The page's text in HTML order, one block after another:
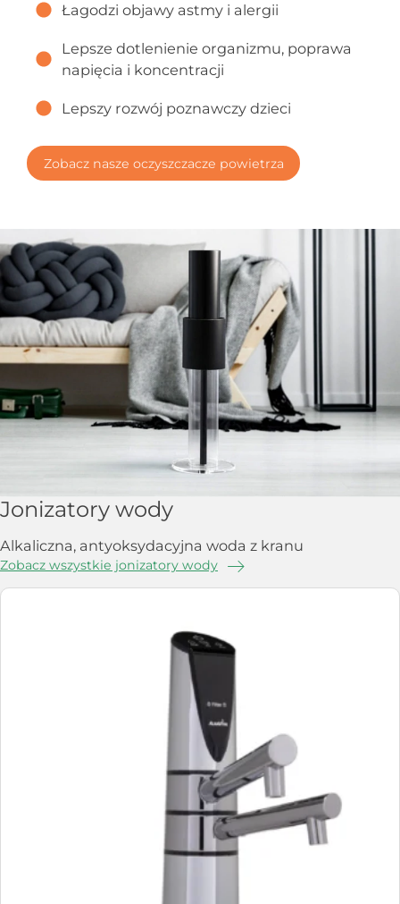
Łagodzi objawy astmy i alergii
Lepsze dotlenienie organizmu, poprawa
napięcia i koncentracji
Lepszy rozwój poznawczy dzieci
Zobacz nasze oczyszczacze powietrza
Jonizatory wody
Alkaliczna, antyoksydacyjna woda z kranu
Zobacz wszystkie jonizatory wody